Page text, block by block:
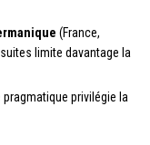
(France,
limite davantage la
pragmatique privilégie la